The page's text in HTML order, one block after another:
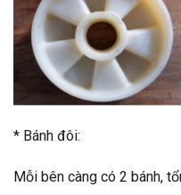
* Bánh đôi:
Mỗi bên càng có 2 bánh,